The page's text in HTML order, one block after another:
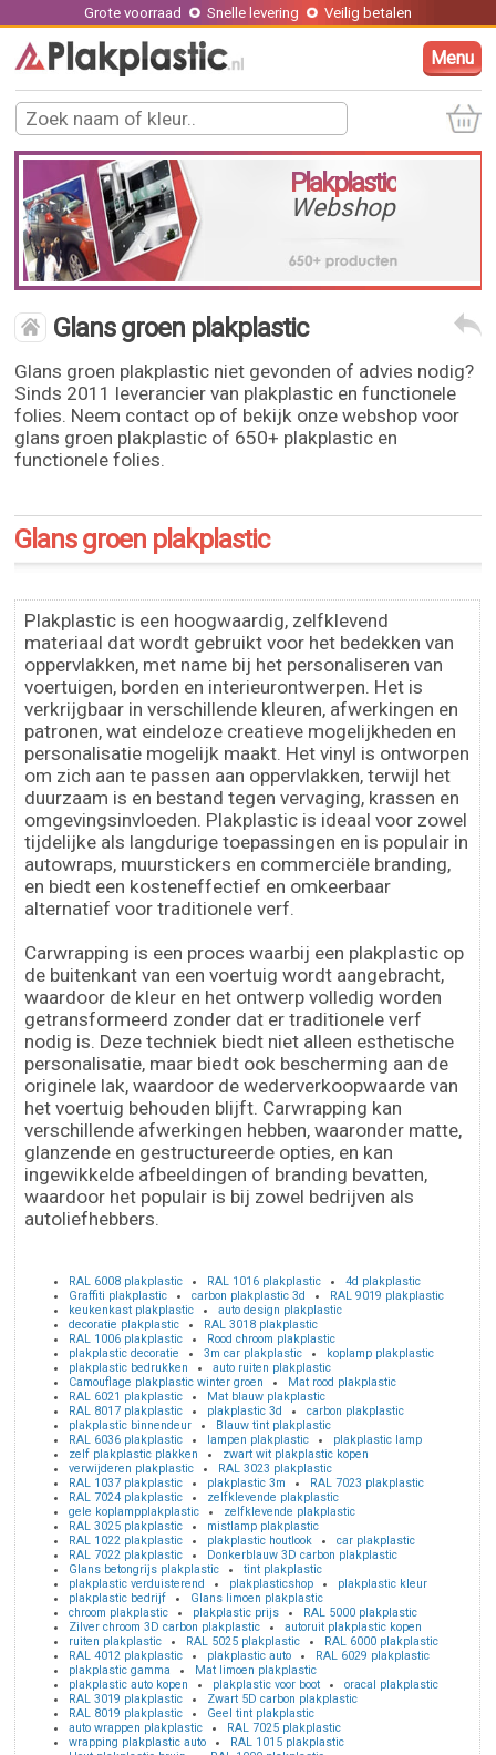
Grote voorraad Snelle levering Veilig betalen
Menu
Plakplastic
Webshop
Glans groen plakplastic
Glans groen plakplastic niet gevonden of advies nodig?
Sinds 2011 leverancier van plakplastic en functionele
folies. Neem contact op of bekijk onze webshop voor
glans groen plakplastic of 650+ plakplastic en
functionele folies.
Glans groen plakplastic
Plakplastic is een hoogwaardig, zelfklevend
materiaal dat wordt gebruikt voor het bedekken van
oppervlakken, met name bij het personaliseren van
voertuigen, borden en interieurontwerpen. Het is
verkrijgbaar in verschillende kleuren, afwerkingen en
patronen, wat eindeloze creatieve mogelijkheden en
personalisatie mogelijk maakt. Het vinyl is ontworpen
om zich aan te passen aan oppervlakken, terwijl het
duurzaam is en bestand tegen vervaging, krassen en
omgevingsinvloeden. Plakplastic is ideaal voor zowel
tijdelijke als langdurige toepassingen en is populair in
autowraps, muurstickers en commerciële branding,
en biedt een kosteneffectief en omkeerbaar
alternatief voor traditionele verf.
Carwrapping is een proces waarbij een plakplastic op
de buitenkant van een voertuig wordt aangebracht,
waardoor de kleur en het ontwerp volledig worden
getransformeerd zonder dat er traditionele verf
nodig is. Deze techniek biedt niet alleen esthetische
personalisatie, maar biedt ook bescherming aan de
originele lak, waardoor de wederverkoopwaarde van
het voertuig behouden blijft. Carwrapping kan
verschillende afwerkingen hebben, waaronder matte,
glanzende en gestructureerde opties, en kan
ingewikkelde afbeeldingen of branding bevatten,
waardoor het populair is bij zowel bedrijven als
autoliefhebbers.
RAL 6008 plakplastic RAL 1016 plakplastic
4d plakplastic
Graffiti plakplastic
carbon plakplastic 3d
RAL 9019 plakplastic
keukenkast plakplastic
auto design plakplastic
decoratie plakplastic
RAL 3018 plakplastic
RAL 1006 plakplastic
Rood chroom plakplastic
plakplastic decoratie
3m car plakplastic
koplamp plakplastic
plakplastic bedrukken
auto ruiten plakplastic
Camouflage plakplastic winter groen
Mat rood plakplastic
RAL 6021 plakplastic
Mat blauw plakplastic
RAL 8017 plakplastic
plakplastic 3d
carbon plakplastic
plakplastic binnendeur
Blauw tint plakplastic
RAL 6036 plakplastic
lampen plakplastic
plakplastic lamp
zelf plakplastic plakken
zwart wit plakplastic kopen
verwijderen plakplastic
RAL 3023 plakplastic
RAL 1037 plakplastic
plakplastic 3m
RAL 7023 plakplastic
RAL 7024 plakplastic
zelfklevende plakplastic
gele koplampplakplastic
zelfklevende plakplastic
RAL 3025 plakplastic
mistlamp plakplastic
RAL 1022 plakplastic
plakplastic houtlook
car plakplastic
RAL 7022 plakplastic
Donkerblauw 3D carbon plakplastic
Glans betongrijs plakplastic
tint plakplastic
plakplastic verduisterend
plakplasticshop
plakplastic kleur
plakplastic bedrijf
Glans limoen plakplastic
chroom plakplastic
plakplastic prijs
RAL 5000 plakplastic
Zilver chroom 3D carbon plakplastic
autoruit plakplastic kopen
ruiten plakplastic
RAL 5025 plakplastic
RAL 6000 plakplastic
RAL 4012 plakplastic
plakplastic auto
RAL 6029 plakplastic
plakplastic gamma
Mat limoen plakplastic
plakplastic auto kopen
plakplastic voor boot
oracal plakplastic
RAL 3019 plakplastic
Zwart 5D carbon plakplastic
RAL 8019 plakplastic
Geel tint plakplastic
auto wrappen plakplastic
RAL 7025 plakplastic
wrapping plakplastic auto
RAL 1015 plakplastic